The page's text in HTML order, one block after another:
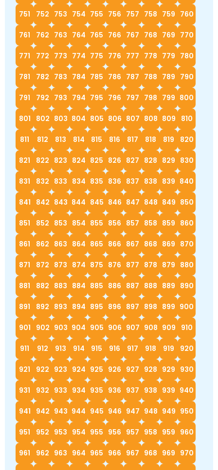
751 752 753 754 755 756 757 758 759 760
761 762 763 764 765 766 767 768 769 770
771 772 773 774 775 776 777 778 779 780
781 782 783 784 785 786 787 788 789 790
791 792 793 794 795 796 797 798 799 800
801 802 803 804 805 806 807 808 809 810
811 812 813 814 815 816 817 818 819 820
821 822 823 824 825 826 827 828 829 830
831 832 833 834 835 836 837 838 839 840
841 842 843 844 845 846 847 848 849 850
851 852 853 854 855 856 857 858 859 860
861 862 863 864 865 866 867 868 869 870
871 872 873 874 875 876 877 878 879 880
881 882 883 884 885 886 887 888 889 890
891 892 893 894 895 896 897 898 899 900
901 902 903 904 905 906 907 908 909 910
911 912 913 914 915 916 917 918 919 920
921 922 923 924 925 926 927 928 929 930
931 932 933 934 935 936 937 938 939 940
941 942 943 944 945 946 947 948 949 950
951 952 953 954 955 956 957 958 959 960
961 962 963 964 965 966 967 968 969 970